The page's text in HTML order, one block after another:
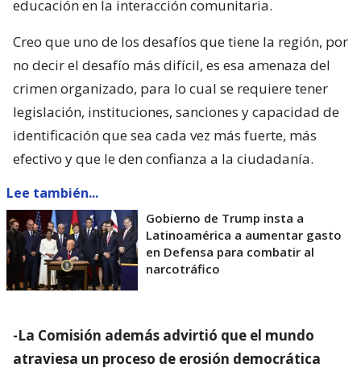
educación en la interacción comunitaria.
Creo que uno de los desafíos que tiene la región, por
no decir el desafío más difícil, es esa amenaza del
crimen organizado, para lo cual se requiere tener
legislación, instituciones, sanciones y capacidad de
identificación que sea cada vez más fuerte, más
efectivo y que le den confianza a la ciudadanía.
Lee también...
Gobierno de Trump insta a
Latinoamérica a aumentar gasto
en Defensa para combatir al
narcotráfico
-La Comisión además advirtió que el mundo
atraviesa un proceso de erosión democrática